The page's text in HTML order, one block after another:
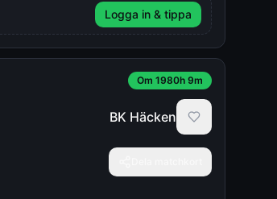
Logga in & tippa
Om 1980h 9m
BK Häcken